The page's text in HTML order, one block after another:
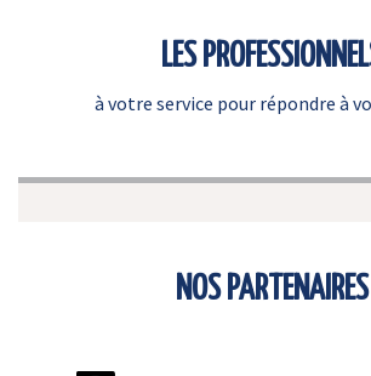
LES
à votre service pour répondre à
NOS PARTENAIRES